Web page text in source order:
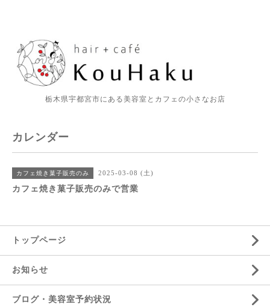
栃木県宇都宮市にある美容室とカフェの小さなお店
カレンダー
カフェ焼き菓子販売のみ 2025-03-08 (土)
カフェ焼き菓子販売のみで営業
トップページ
お知らせ
ブログ・美容室予約状況